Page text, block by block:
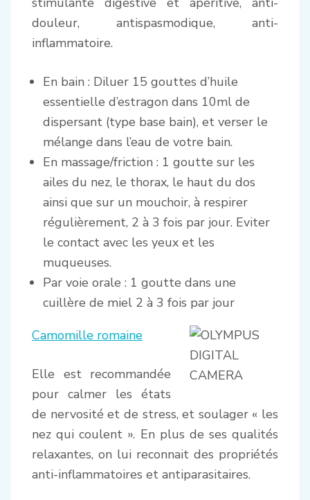
douleur, antispasmodique, anti-
inflammatoire.
En bain : Diluer 15 gouttes d’huile
essentielle d’estragon dans 10ml de
dispersant (type base bain), et verser le
mélange dans l’eau de votre bain.
En massage/friction : 1 goutte sur les
ailes du nez, le thorax, le haut du dos
ainsi que sur un mouchoir, à respirer
régulièrement, 2 à 3 fois par jour. Eviter
le contact avec les yeux et les
muqueuses.
Par voie orale : 1 goutte dans une
cuillère de miel 2 à 3 fois par jour
Camomille romaine
Elle est recommandée
pour calmer les états
de nervosité et de stress, et soulager « les
nez qui coulent ». En plus de ses qualités
relaxantes, on lui reconnait des propriétés
anti-inflammatoires et antiparasitaires.